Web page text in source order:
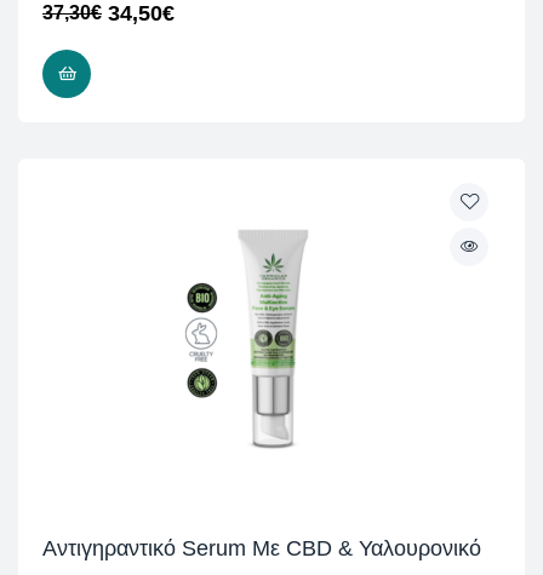
37,30€ 34,50€
Αντιγηραντικό Serum Mε CBD & Υαλουρονικό